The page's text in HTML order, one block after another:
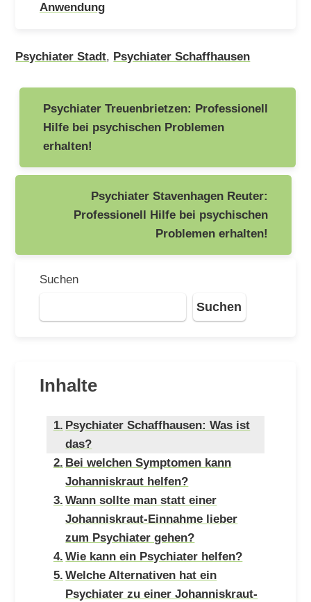
Anwendung
Psychiater Stadt, Psychiater Schaffhausen
Beitragsnavigation
Psychiater Treuenbrietzen: Professionell
Hilfe bei psychischen Problemen
erhalten!
Psychiater Stavenhagen Reuter:
Professionell Hilfe bei psychischen
Problemen erhalten!
Suchen
Suchen
Inhalte
Psychiater Schaffhausen: Was ist
das?
Bei welchen Symptomen kann
Johanniskraut helfen?
Wann sollte man statt einer
Johanniskraut-Einnahme lieber
zum Psychiater gehen?
Wie kann ein Psychiater helfen?
Welche Alternativen hat ein
Psychiater zu einer Johanniskraut-